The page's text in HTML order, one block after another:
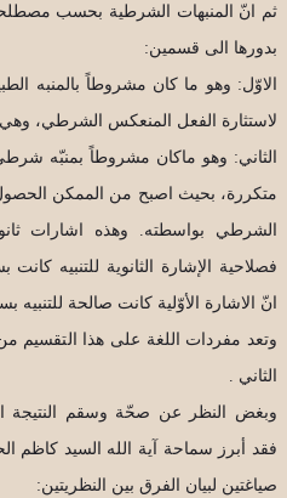
ثم انّ المنبهات الشرطية بحسب
بدورها الى قسمين:
الاوّل: وهو ما كان مشروطاً بالمنبه
لاستثارة الفعل المنعكس الشرطي، وهي
الثاني: وهو ماكان مشروطاً بمنبّه
متكررة، بحيث اصبح من الممكن
الشرطي بواسطته. وهذه اشارات
فصلاحية الإشارة الثانوية للتنبيه
انّ الاشارة الأوّلية كانت صالحة للتنبيه
وتعد مفردات اللغة على هذا التقسيم من
الثاني .
وبغض النظر عن صحّة وسقم النتيجة
فقد أبرز سماحة آية الله السيد
صياغتين لبيان الفرق بين النظريتين: